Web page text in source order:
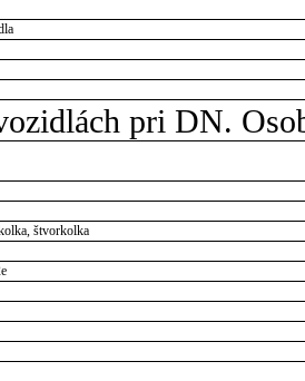
pri DN.
štvorkolka